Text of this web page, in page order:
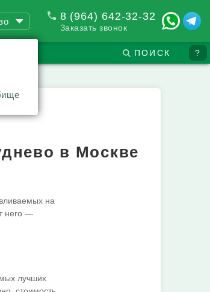
8 (964) 642-32-32
Заказать звонок
?
ПОИСК
в Москве
на
него —
лучших